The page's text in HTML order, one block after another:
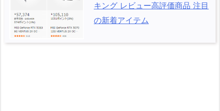
キング レビュー高評価商品 注目
の新着アイテム